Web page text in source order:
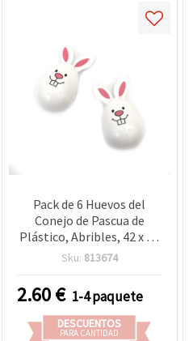
Pack de 6 Huevos del
Conejo de Pascua de
Plástico, Abribles, 42 x 80
mm, Blancos
Sku: 813674
2.60€ 1-4 paquete
DESCUENTOS
PARA CANTIDAD